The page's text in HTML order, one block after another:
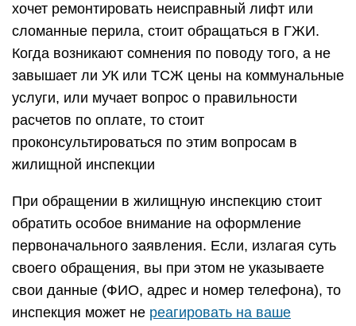
хочет ремонтировать неисправный лифт или
сломанные перила, стоит обращаться в ГЖИ.
Когда возникают сомнения по поводу того, а не
завышает ли УК или ТСЖ цены на коммунальные
услуги, или мучает вопрос о правильности
расчетов по оплате, то стоит
проконсультироваться по этим вопросам в
жилищной инспекции
При обращении в жилищную инспекцию стоит
обратить особое внимание на оформление
первоначального заявления. Если, излагая суть
своего обращения, вы при этом не указываете
свои данные (ФИО, адрес и номер телефона), то
инспекция может не реагировать на ваше